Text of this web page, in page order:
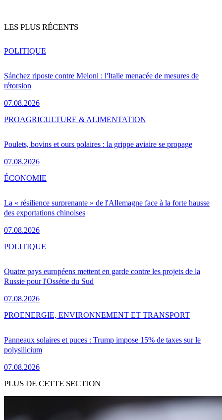
LES PLUS RÉCENTS
Sánchez riposte contre Meloni : l'Italie menacée de mesures de
rétorsion
07.08.2026
POLITIQUE
Poulets, bovins et ours polaires : la grippe aviaire se propage
07.08.2026
PROAGRICULTURE & ALIMENTATION
La « résilience surprenante » de l'Allemagne face à la forte hausse
des exportations chinoises
07.08.2026
ÉCONOMIE
Quatre pays européens mettent en garde contre les projets de la
Russie pour l'Ossétie du Sud
07.08.2026
POLITIQUE
Panneaux solaires et puces : Trump impose 15% de taxes sur le
polysilicium
07.08.2026
PROENERGIE, ENVIRONNEMENT ET TRANSPORT
PLUS DE CETTE SECTION